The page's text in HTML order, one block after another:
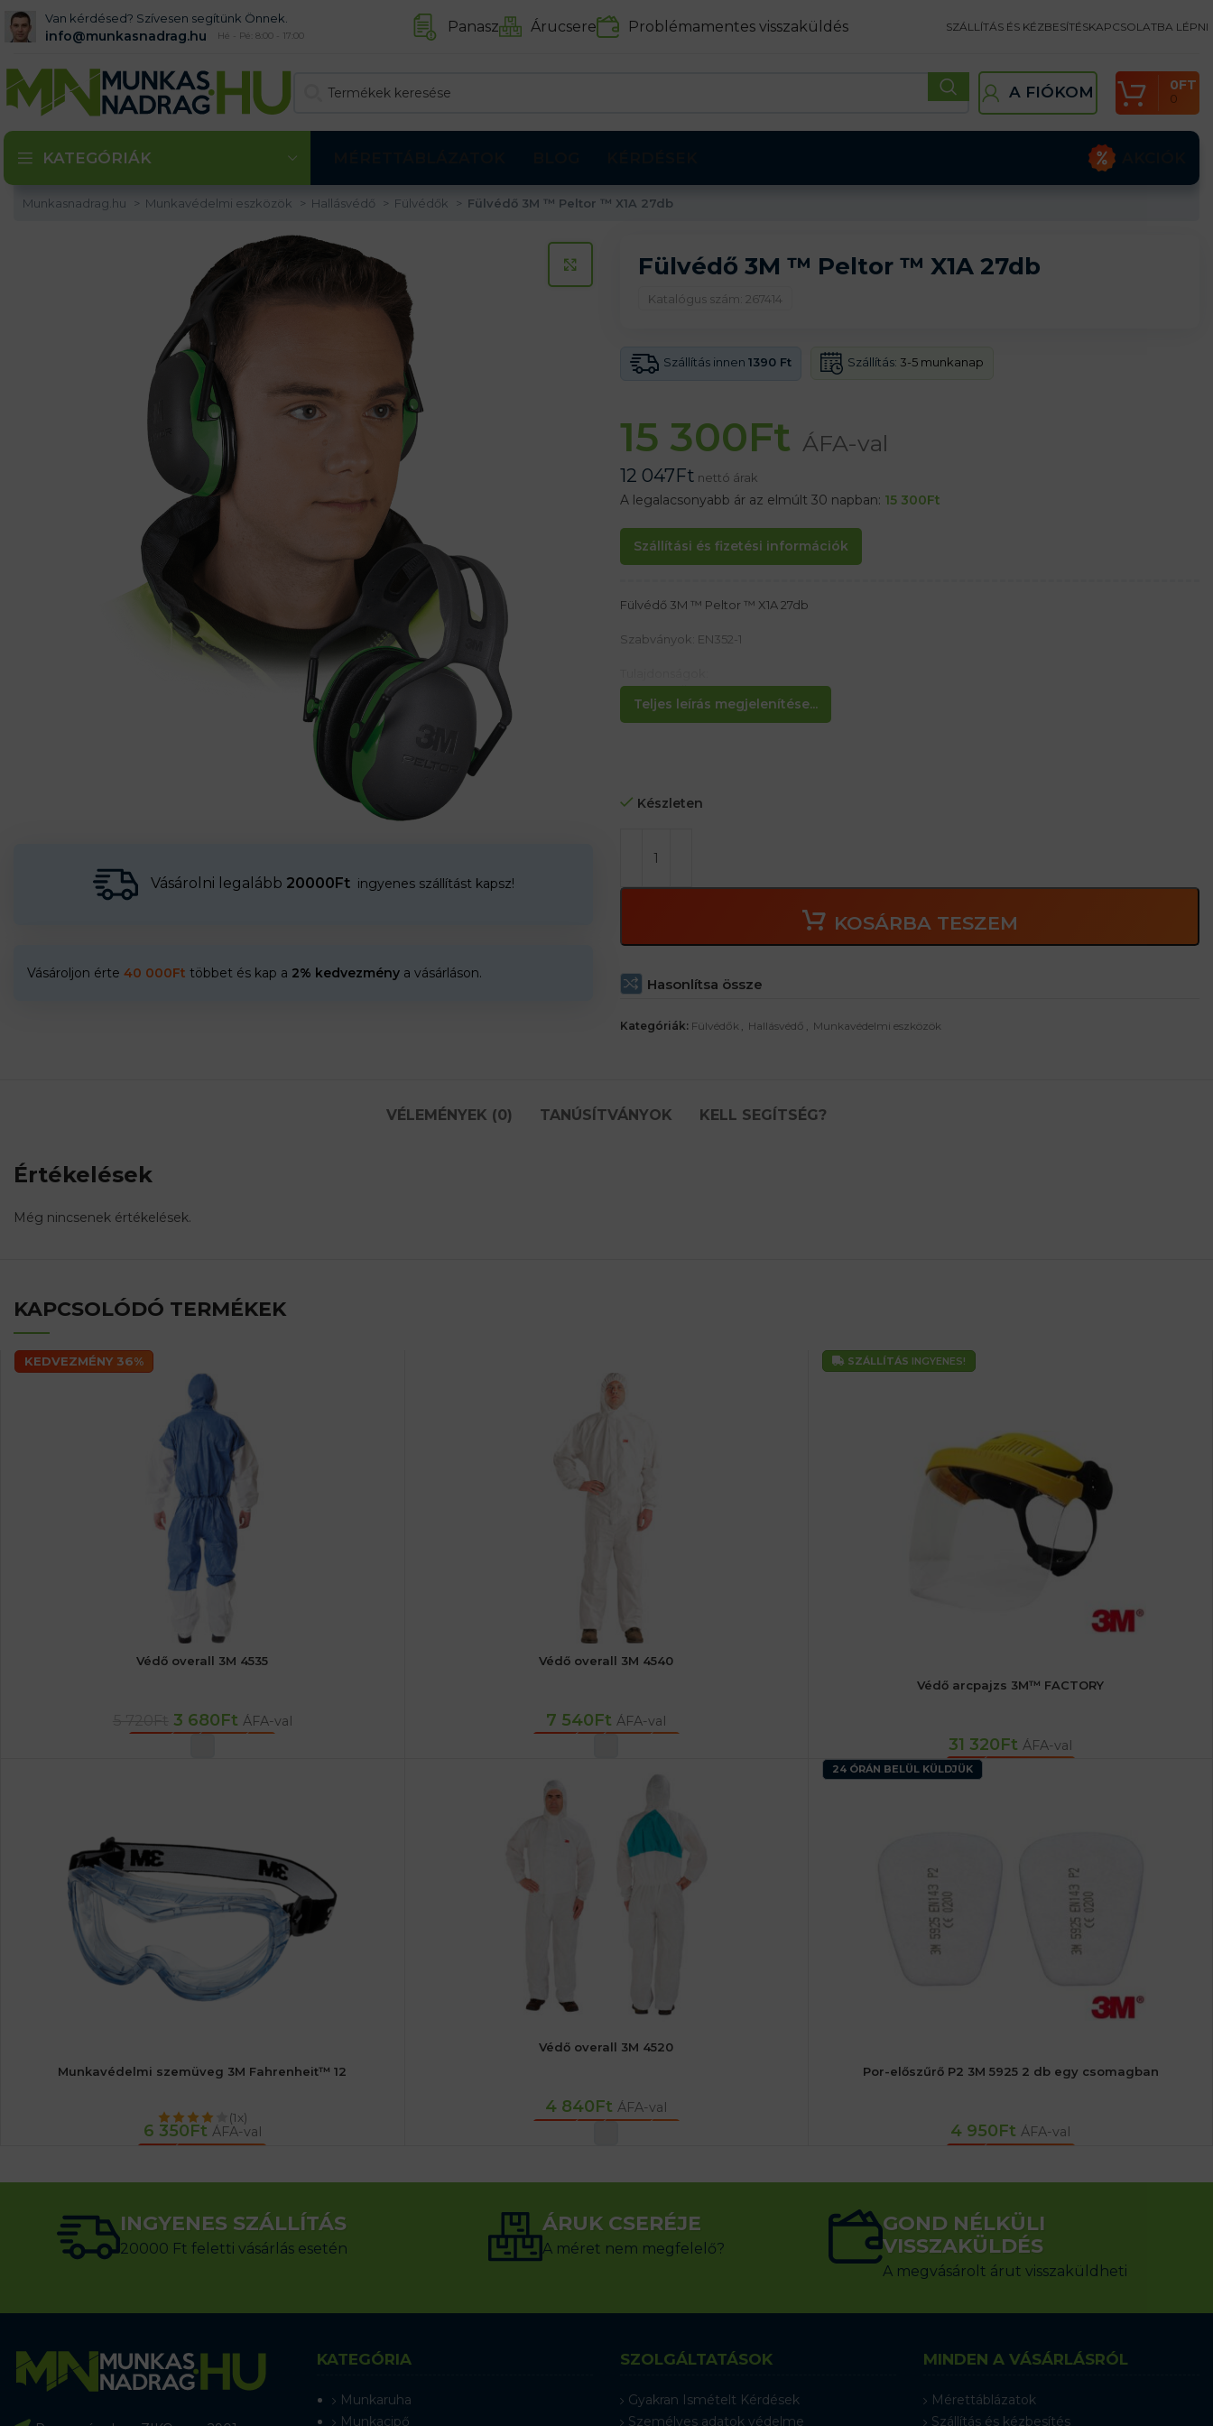
Van kérdésed? Szívesen segítünk Önnek.
info@munkasnadrag.hu Hé - Pé: 8:00 - 17:00 Panasz Árucsere Problémamentes visszaküldés SZÁLLÍTÁS ÉS KÉZBESÍTÉSKAPCSOLATBA LÉPNI
A FIÓKOM 0
0FT
KATEGÓRIÁK
Munkasnadrag.hu Munkavédelmi eszközök Hallásvédő Fülvédők Fülvédő 3M ™ Peltor ™ X1A 27db
KATTINTS A KINAGYÍTÁSHOZ
Vásárolni legalább 20000Ft ingyenes szállítást kapsz!
Vásároljon érte 40 000Ft többet és kap a 2% kedvezmény a vásárláson.
Fülvédő 3M ™ Peltor ™ X1A 27db
Katalógus szám: 267414
Szállítás innen 1390 Ft Szállítás: 3-5 munkanap
15 300Ft ÁFA-val
12 047Ft nettó árak
A legalacsonyabb ár az elmúlt 30 napban: 15 300Ft
Szállítási és fizetési információk
Teljes leírás megjelenítése...
Fülvédő 3M ™ Peltor ™ X1A 27db
Szabványok: EN352-1
– Snr = 27 db
hangszigetelés- puha, lágy, Széles tömítőgyűrűk
– nagyon könnyű
Készleten
KOSÁRBA TESZEM
Hasonlítsa össze
Kategóriák: Fülvédők , Hallásvédő , Munkavédelmi eszközök
VÉLEMÉNYEK (0) TANÚSÍTVÁNYOK KELL SEGÍTSÉG?
Értékelések
Még nincsenek értékelések.
KAPCSOLÓDÓ TERMÉKEK
KEDVEZMÉNY 36%
Védő overall 3M 4535
3 680Ft ÁFA-val
Védő overall 3M 4540
7 540Ft ÁFA-val
SZÁLLÍTÁS INGYENES!
Védő arcpajzs 3M™ FACTORY
31 320Ft ÁFA-val
KOSÁRBA TESZEM
Munkavédelmi szemüveg 3M Fahrenheit™ 12
(1x)
6 350Ft ÁFA-val
KOSÁRBA TESZEM
Védő overall 3M 4520
4 840Ft ÁFA-val
OPCIÓK VÁLASZTÁSA
24 ÓRÁN BELÜL KÜLDJÜK
Por-előszűrő P2 3M 5925 2 db egy csomagban
4 950Ft ÁFA-val
KOSÁRBA TESZEM
INGYENES SZÁLLÍTÁS
20000 Ft feletti vásárlás esetén
ÁRUK CSERÉJE
A méret nem megfelelő?
GOND NÉLKÜLI
VISSZAKÜLDÉS
A megvásárolt árut visszaküldheti
KATEGÓRIA
Munkaruha
Munkacipő
SZOLGÁLTATÁSOK
Gyakran Ismételt Kérdések
Személyes adatok védelme
MINDEN A VÁSÁRLÁSRÓL
Mérettáblázatok
Szállítás és kézbesítés